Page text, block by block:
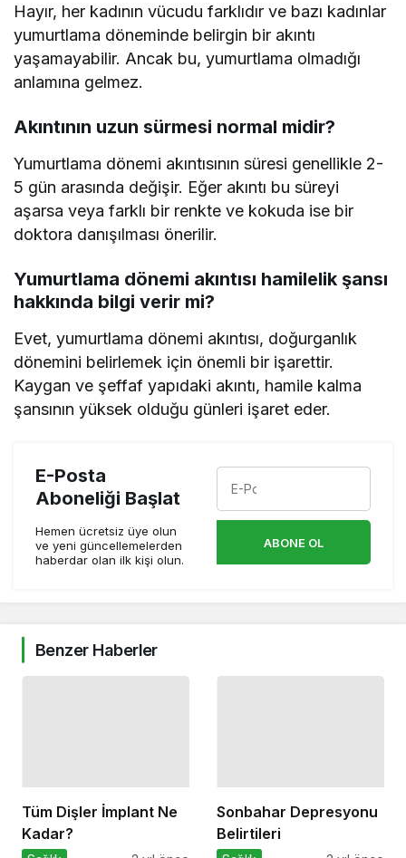
Hayır, her kadının vücudu farklıdır ve bazı kadınlar
yumurtlama döneminde belirgin bir akıntı
yaşamayabilir. Ancak bu, yumurtlama olmadığı
anlamına gelmez.
Akıntının uzun sürmesi normal midir?
Yumurtlama dönemi akıntısının süresi genellikle 2-
5 gün arasında değişir. Eğer akıntı bu süreyi
aşarsa veya farklı bir renkte ve kokuda ise bir
doktora danışılması önerilir.
Yumurtlama dönemi akıntısı hamilelik şansı
hakkında bilgi verir mi?
Evet, yumurtlama dönemi akıntısı, doğurganlık
dönemini belirlemek için önemli bir işarettir.
Kaygan ve şeffaf yapıdaki akıntı, hamile kalma
şansının yüksek olduğu günleri işaret eder.
E-Posta
Aboneliği Başlat
Hemen ücretsiz üye olun
ve yeni güncellemelerden
haberdar olan ilk kişi olun.
ABONE OL
Benzer Haberler
Tüm Dişler İmplant Ne
Kadar?
Sonbahar Depresyonu
Belirtileri